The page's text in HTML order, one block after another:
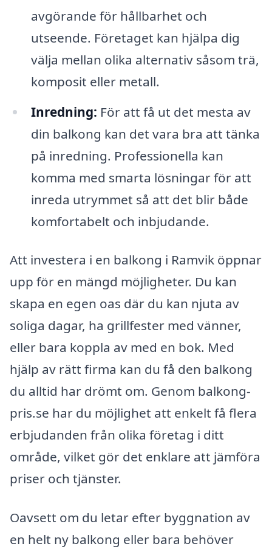
avgörande för hållbarhet och
utseende. Företaget kan hjälpa dig
välja mellan olika alternativ såsom trä,
komposit eller metall.
Inredning: För att få ut det mesta av
din balkong kan det vara bra att tänka
på inredning. Professionella kan
komma med smarta lösningar för att
inreda utrymmet så att det blir både
komfortabelt och inbjudande.
Att investera i en balkong i Ramvik öppnar
upp för en mängd möjligheter. Du kan
skapa en egen oas där du kan njuta av
soliga dagar, ha grillfester med vänner,
eller bara koppla av med en bok. Med
hjälp av rätt firma kan du få den balkong
du alltid har drömt om. Genom balkong-
pris.se har du möjlighet att enkelt få flera
erbjudanden från olika företag i ditt
område, vilket gör det enklare att jämföra
priser och tjänster.
Oavsett om du letar efter byggnation av
en helt ny balkong eller bara behöver